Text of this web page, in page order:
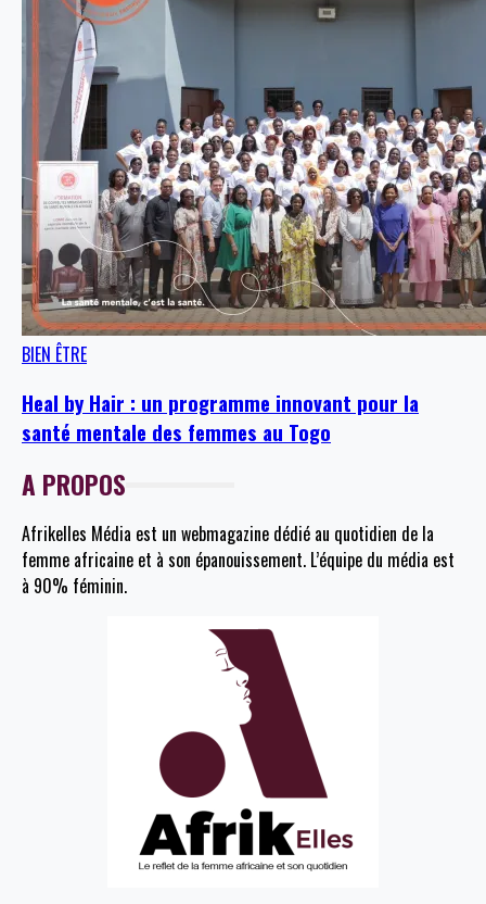
BIEN ÊTRE
Heal by Hair : un programme innovant pour la
santé mentale des femmes au Togo
A PROPOS
Afrikelles Média est un webmagazine dédié au quotidien de la
femme africaine et à son épanouissement. L’équipe du média est
à 90% féminin.